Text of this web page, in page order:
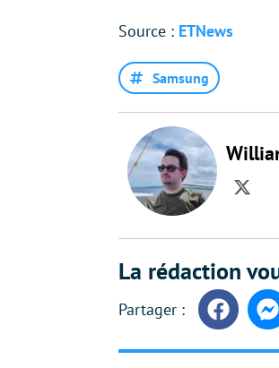
Source : ETNews
Samsung
La rédaction
Facebook